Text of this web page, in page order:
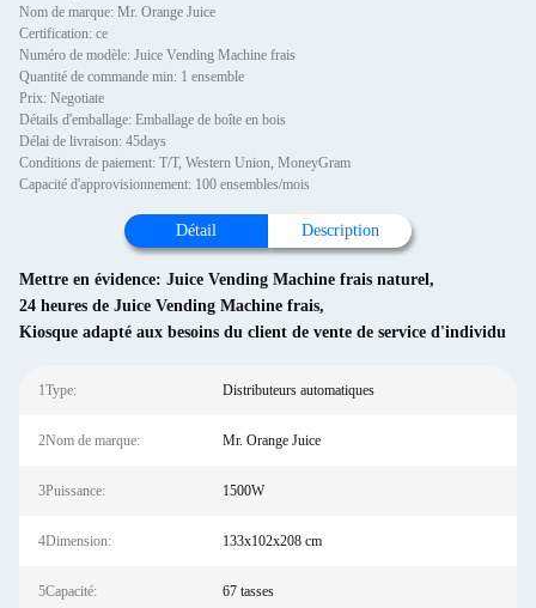
Nom de marque: Mr. Orange Juice
Certification: ce
Numéro de modèle: Juice Vending Machine frais
Quantité de commande min: 1 ensemble
Prix: Negotiate
Détails d'emballage: Emballage de boîte en bois
Délai de livraison: 45days
Conditions de paiement: T/T, Western Union, MoneyGram
Capacité d'approvisionnement: 100 ensembles/mois
Détail Description
Mettre en évidence: Juice Vending Machine frais naturel,
24 heures de Juice Vending Machine frais,
Kiosque adapté aux besoins du client de vente de service d'individu
1Type: Distributeurs automatiques
2Nom de marque: Mr. Orange Juice
3Puissance: 1500W
4Dimension: 133x102x208 cm
5Capacité: 67 tasses